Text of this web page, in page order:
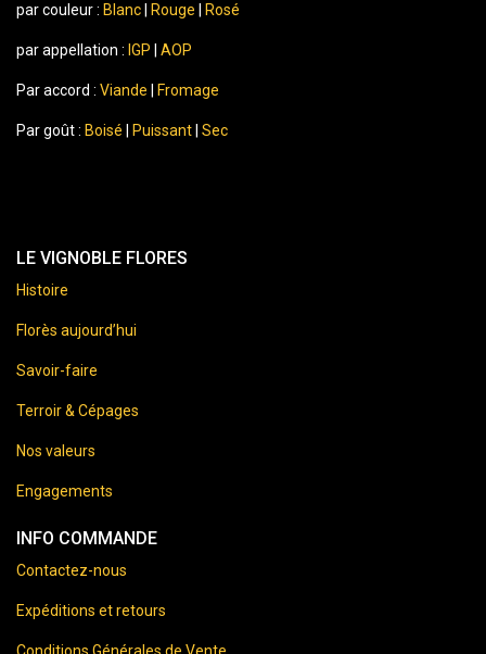
par couleur : Blanc Rouge Rosé
par appellation : IGP AOP
Par accord : Viande Fromage
Par goût : Boisé Puissant Sec
LE VIGNOBLE FLORES
Histoire
Florès aujourd’hui
Savoir-faire
Terroir & Cépages
Nos valeurs
Engagements
INFO COMMANDE
Contactez-nous
Expéditions et retours